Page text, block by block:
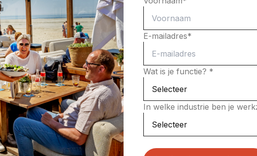
E-mailadres*
Wat is je functie? *
In welke industrie ben je